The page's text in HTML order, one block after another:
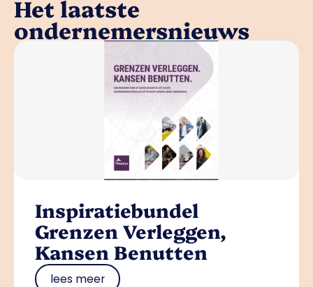
Het laatste
ondernemersnieuws
Inspiratiebundel
Grenzen Verleggen,
Kansen Benutten
lees meer